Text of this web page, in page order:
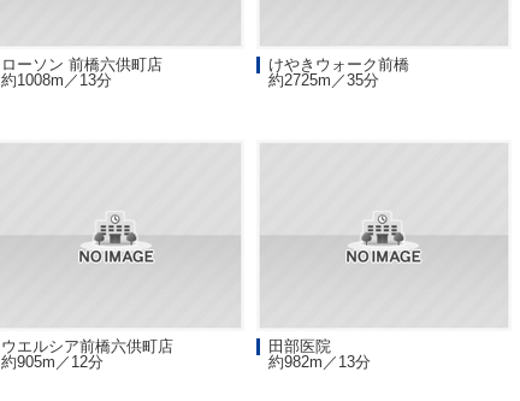
ローソン 前橋六供町店
約1008m／13分
けやきウォーク前橋
約2725m／35分
ウエルシア前橋六供町店
約905m／12分
田部医院
約982m／13分